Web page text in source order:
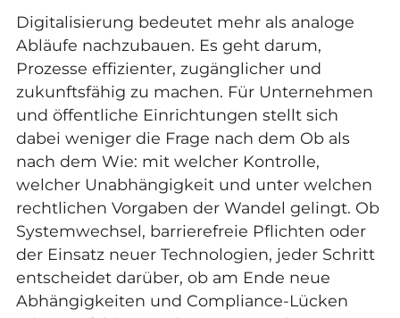
Digitalisierung bedeutet mehr als analoge
Abläufe nachzubauen. Es geht darum,
Prozesse effizienter, zugänglicher und
zukunftsfähig zu machen. Für Unternehmen
und öffentliche Einrichtungen stellt sich
dabei weniger die Frage nach dem Ob als
nach dem Wie: mit welcher Kontrolle,
welcher Unabhängigkeit und unter welchen
rechtlichen Vorgaben der Wandel gelingt. Ob
Systemwechsel, barrierefreie Pflichten oder
der Einsatz neuer Technologien, jeder Schritt
entscheidet darüber, ob am Ende neue
Abhängigkeiten und Compliance-Lücken